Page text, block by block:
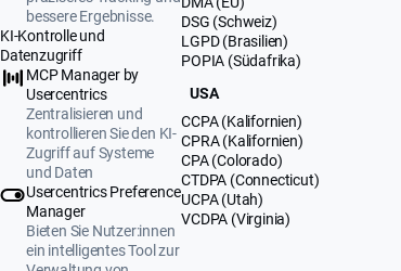
bessere Ergebnisse.
KI-Kontrolle und
Datenzugriff
MCP Manager by
Usercentrics
Zentralisieren und
kontrollieren Sie den KI-
Zugriff auf Systeme
und Daten
Usercentrics Preference
Manager
Bieten Sie Nutzer:innen
ein intelligentes Tool zur
DSG (Schweiz)
LGPD (Brasilien)
POPIA (Südafrika)
USA
CCPA (Kalifornien)
CPRA (Kalifornien)
CPA (Colorado)
CTDPA (Connecticut)
UCPA (Utah)
VCDPA (Virginia)